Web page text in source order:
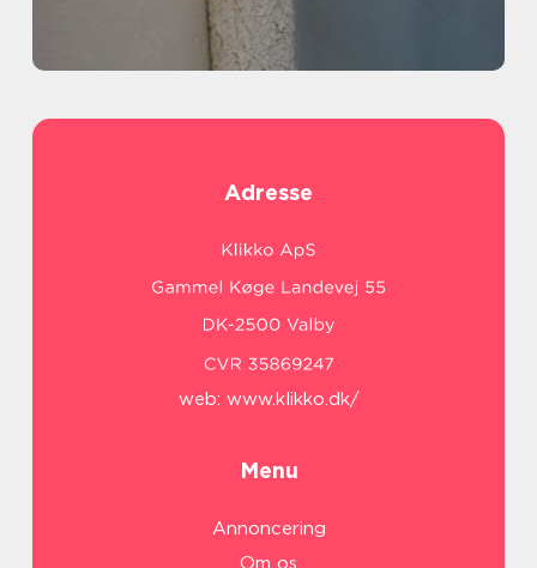
Adresse
web: www.klikko.dk/
Menu
Annoncering
Om os